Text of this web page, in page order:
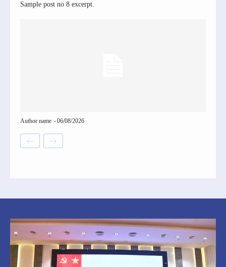
Sample post no 8 excerpt.
Author name -06/08/2026